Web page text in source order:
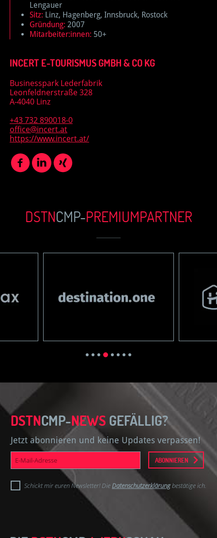
Lengauer
Sitz: Linz, Hagenberg, Innsbruck, Rostock
Gründung: 2007
Mitarbeiter:innen: 50+
INCERT E-TOURISMUS GMBH & CO KG
Businesspark Lederfabrik
Leonfeldnerstraße 328
A-4040 Linz
+43 732 890018-0
office@incert.at
https://www.incert.at/
DSTNCMP-PREMIUMPARTNER
DSTNCMP-NEWS GEFÄLLIG?
Jetzt abonnieren und keine Updates verpassen!
Mail-
ABONNIEREN
Schickt mir euren Newsletter! Die Datenschutzerklärungbestätige ich.